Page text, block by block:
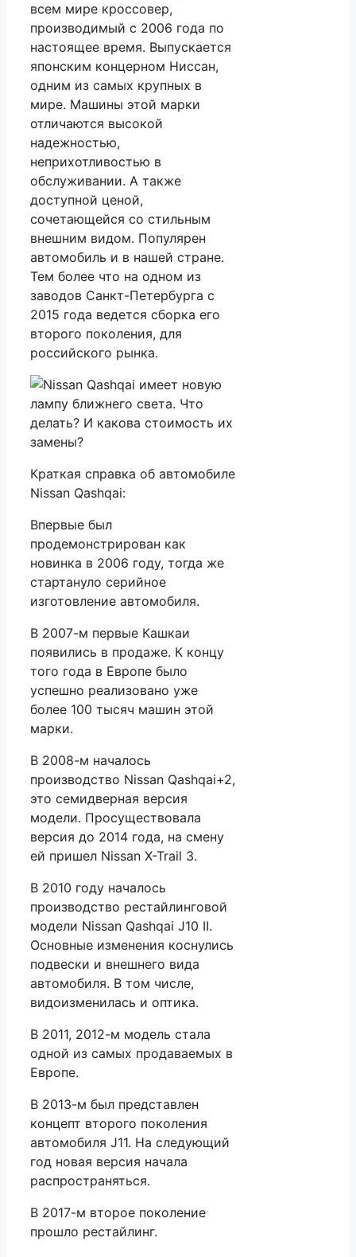
всем мире кроссовер,
производимый с 2006 года по
настоящее время. Выпускается
японским концерном Ниссан,
одним из самых крупных в
мире. Машины этой марки
отличаются высокой
надежностью,
неприхотливостью в
обслуживании. А также
доступной ценой,
сочетающейся со стильным
внешним видом. Популярен
автомобиль и в нашей стране.
Тем более что на одном из
заводов Санкт-Петербурга с
2015 года ведется сборка его
второго поколения, для
российского рынка.
Краткая справка об автомобиле
Nissan Qashqai:
Впервые был
продемонстрирован как
новинка в 2006 году, тогда же
стартануло серийное
изготовление автомобиля.
В 2007-м первые Кашкаи
появились в продаже. К концу
того года в Европе было
успешно реализовано уже
более 100 тысяч машин этой
марки.
В 2008-м началось
производство Nissan Qashqai+2,
это семидверная версия
модели. Просуществовала
версия до 2014 года, на смену
ей пришел Nissan X-Trail 3.
В 2010 году началось
производство рестайлинговой
модели Nissan Qashqai J10 II.
Основные изменения коснулись
подвески и внешнего вида
автомобиля. В том числе,
видоизменилась и оптика.
В 2011, 2012-м модель стала
одной из самых продаваемых в
Европе.
В 2013-м был представлен
концепт второго поколения
автомобиля J11. На следующий
год новая версия начала
распространяться.
В 2017-м второе поколение
прошло рестайлинг.